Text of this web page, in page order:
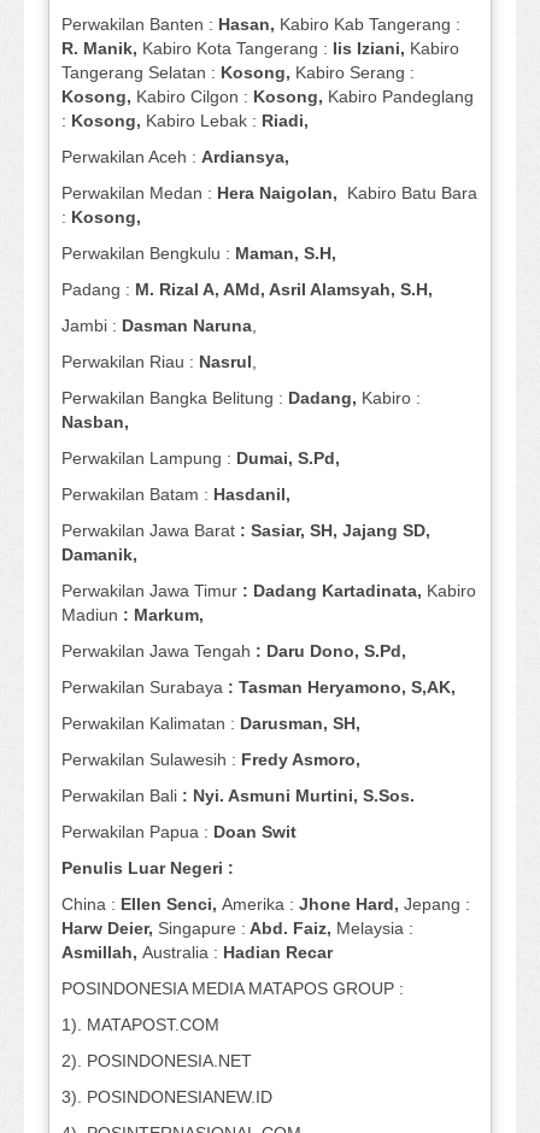
Perwakilan Banten : Hasan, Kabiro Kab Tangerang :
R. Manik, Kabiro Kota Tangerang : Iis Iziani, Kabiro
Tangerang Selatan : Kosong, Kabiro Serang :
Kosong, Kabiro Cilgon : Kosong, Kabiro Pandeglang
: Kosong, Kabiro Lebak : Riadi,
Perwakilan Aceh : Ardiansya,
Perwakilan Medan : Hera Naigolan, Kabiro Batu Bara
: Kosong,
Perwakilan Bengkulu : Maman, S.H,
Padang : M. Rizal A, AMd, Asril Alamsyah, S.H,
Jambi : Dasman Naruna,
Perwakilan Riau : Nasrul,
Perwakilan Bangka Belitung : Dadang, Kabiro :
Nasban,
Perwakilan Lampung : Dumai, S.Pd,
Perwakilan Batam : Hasdanil,
Perwakilan Jawa Barat : Sasiar, SH, Jajang SD,
Damanik,
Perwakilan Jawa Timur : Dadang Kartadinata, Kabiro
Madiun : Markum,
Perwakilan Jawa Tengah : Daru Dono, S.Pd,
Perwakilan Surabaya : Tasman Heryamono, S,AK,
Perwakilan Kalimatan : Darusman, SH,
Perwakilan Sulawesih : Fredy Asmoro,
Perwakilan Bali : Nyi. Asmuni Murtini, S.Sos.
Perwakilan Papua : Doan Swit
Penulis Luar Negeri :
China : Ellen Senci, Amerika : Jhone Hard, Jepang :
Harw Deier, Singapure : Abd. Faiz, Melaysia :
Asmillah, Australia : Hadian Recar
POSINDONESIA MEDIA MATAPOS GROUP :
1). MATAPOST.COM
2). POSINDONESIA.NET
3). POSINDONESIANEW.ID